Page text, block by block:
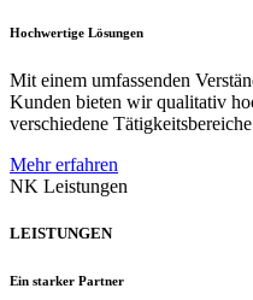
Hochwertige Lösungen
Mit einem umfassenden
Kunden bieten wir qualitativ
verschiedene
Mehr erfahren
NK Leistungen
LEISTUNGEN
Ein starker Partner